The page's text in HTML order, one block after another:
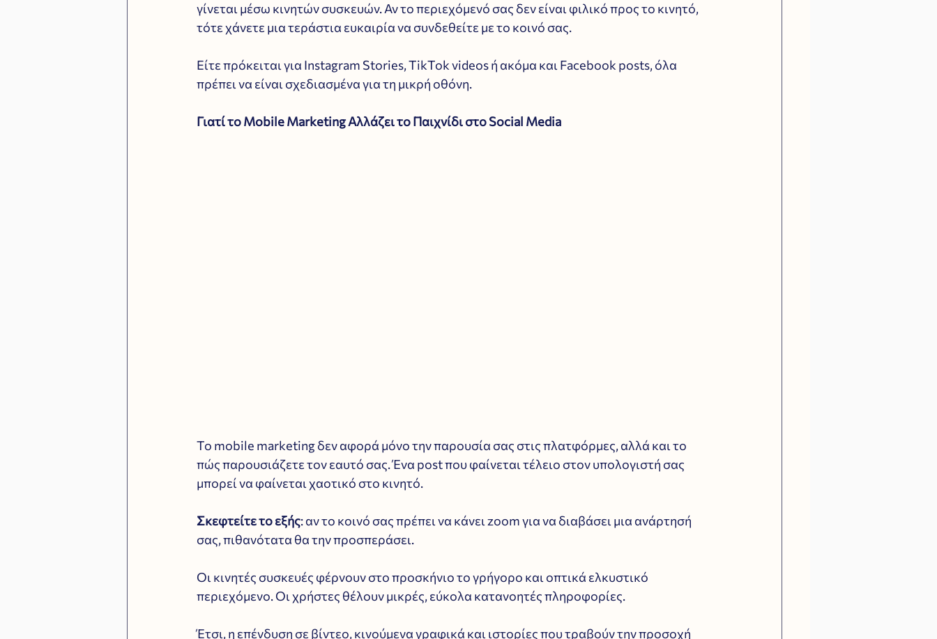
γίνεται μέσω κινητών συσκευών. Αν το περιεχόμενό σας δεν είναι φιλικό προς το κινητό,
τότε χάνετε μια τεράστια ευκαιρία να συνδεθείτε με το κοινό σας.
Είτε πρόκειται για Instagram Stories, TikTok videos ή ακόμα και Facebook posts, όλα
πρέπει να είναι σχεδιασμένα για τη μικρή οθόνη.
Γιατί το Mobile Marketing Αλλάζει το Παιχνίδι στο Social Media
Το mobile marketing δεν αφορά μόνο την παρουσία σας στις πλατφόρμες, αλλά και το
πώς παρουσιάζετε τον εαυτό σας. Ένα post που φαίνεται τέλειο στον υπολογιστή σας
μπορεί να φαίνεται χαοτικό στο κινητό.
Σκεφτείτε το εξής: αν το κοινό σας πρέπει να κάνει zoom για να διαβάσει μια ανάρτησή
σας, πιθανότατα θα την προσπεράσει.
Οι κινητές συσκευές φέρνουν στο προσκήνιο το γρήγορο και οπτικά ελκυστικό
περιεχόμενο. Οι χρήστες θέλουν μικρές, εύκολα κατανοητές πληροφορίες.
Έτσι, η επένδυση σε βίντεο, κινούμενα γραφικά και ιστορίες που τραβούν την προσοχή